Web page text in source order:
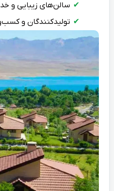
سالن‌های زیبایی و
تولیدکنندگان و